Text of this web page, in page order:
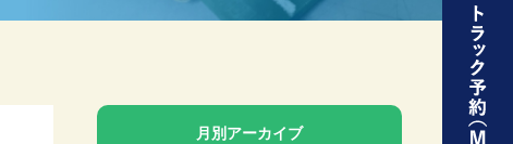
月別アーカイブ